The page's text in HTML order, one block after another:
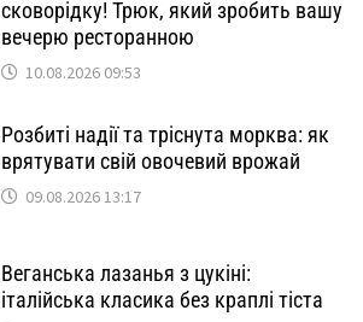
сковорідку! Трюк, який зробить вашу
вечерю ресторанною
10.08.2026 09:53
Розбиті надії та тріснута морква: як
врятувати свій овочевий врожай
09.08.2026 13:17
Веганська лазанья з цукіні:
італійська класика без краплі тіста